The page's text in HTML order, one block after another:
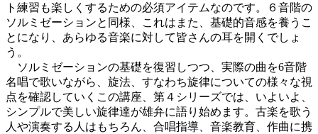
ト練習も楽しくするための必須アイテムなのです。６音階の
ソルミゼーションと同様、これはまた、基礎的音感を養うこ
とになり、あらゆる音楽に対して皆さんの耳を開くでしょ
う。
ソルミゼーションの基礎を復習しつつ、実際の曲を6音階
名唱で歌いながら、旋法、すなわち旋律についての様々な視
点を確認していくこの講座、第４シリーズでは、いよいよ、
シンプルで美しい旋律達が雄弁に語り始めます。古楽を歌う
人や演奏する人はもちろん、合唱指導、音楽教育、作曲に携